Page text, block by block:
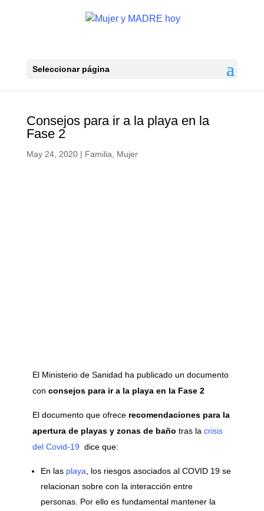
Seleccionar página
Consejos para ir a la playa en la
Fase 2
May 24, 2020| Familia Mujer
El Ministerio de Sanidad ha publicado un documento
con consejos para ir a la playa en la Fase 2
El documento que ofrece recomendaciones para la
apertura de playas y zonas de baño tras la crisis
del Covid-19 dice que:
En las playa , los riesgos asociados al COVID 19 se
relacionan sobre con la interacción entre
personas. Por ello es fundamental mantener la